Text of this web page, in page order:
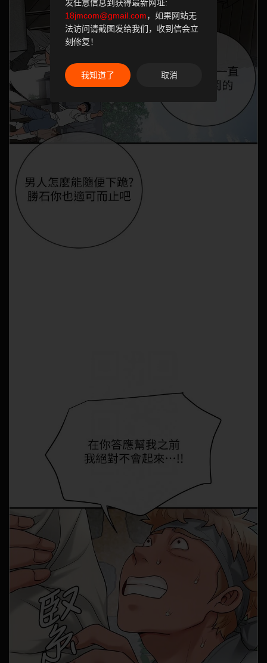
发任意信息到获得最新网址:
18jmcom@gmail.com，如果网站无
法访问请截图发给我们，收到信会立
刻修复！
我知道了 取消